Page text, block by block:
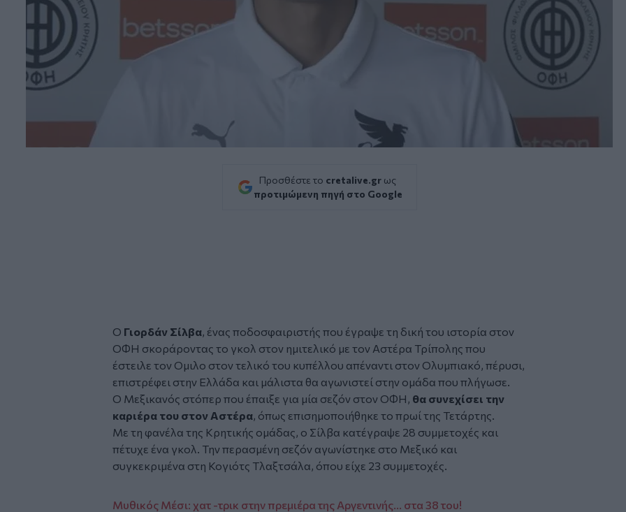
Προσθέστε το cretalive.gr ως
προτιμώμενη πηγή στο Google
Ο Γιορδάν Σίλβα, ένας ποδοσφαιριστής που έγραψε τη δική του ιστορία στον
ΟΦΗ σκοράροντας το γκολ στον ημιτελικό με τον Αστέρα Τρίπολης που
έστειλε τον Ομιλο στον τελικό του κυπέλλου απέναντι στον Ολυμπιακό, πέρυσι,
επιστρέφει στην Ελλάδα και μάλιστα θα αγωνιστεί στην ομάδα που πλήγωσε.
Ο Μεξικανός στόπερ που έπαιξε για μία σεζόν στον ΟΦΗ, θα συνεχίσει την
καριέρα του στον Αστέρα, όπως επισημοποιήθηκε το πρωί της Τετάρτης.
Με τη φανέλα της Κρητικής ομάδας, ο Σίλβα κατέγραψε 28 συμμετοχές και
πέτυχε ένα γκολ. Την περασμένη σεζόν αγωνίστηκε στο Μεξικό και
συγκεκριμένα στη Κογιότς Τλαξτσάλα, όπου είχε 23 συμμετοχές.
Μυθικός Μέσι: χατ -τρικ στην πρεμιέρα της Αργεντινής… στα 38 του!